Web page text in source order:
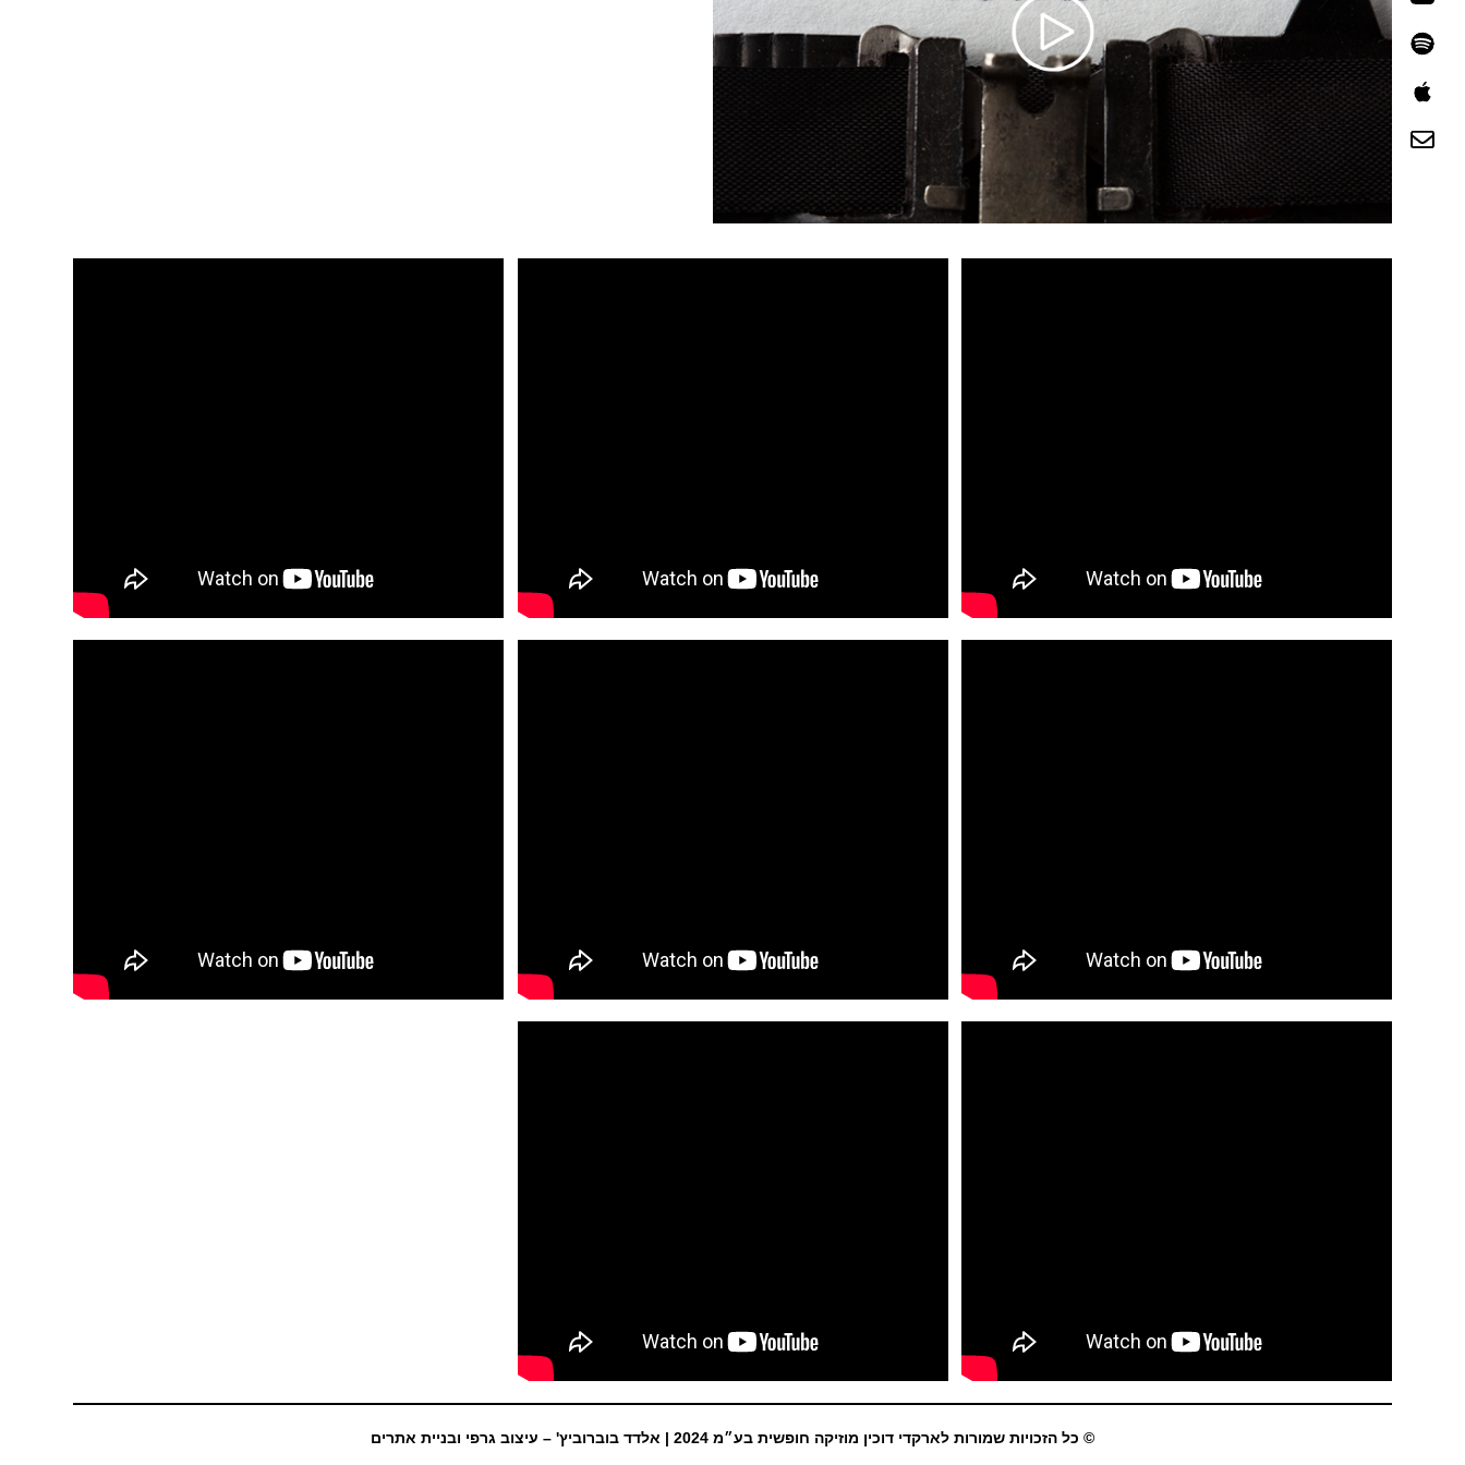
© כל הזכויות שמורות לארקדי דוכין מוזיקה חופשית בע״מ 2024 | אלדד בוברוביץ' – עיצוב גרפי ובניית אתרים